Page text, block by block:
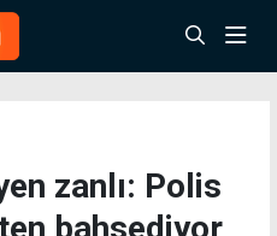
zanlı: Polis